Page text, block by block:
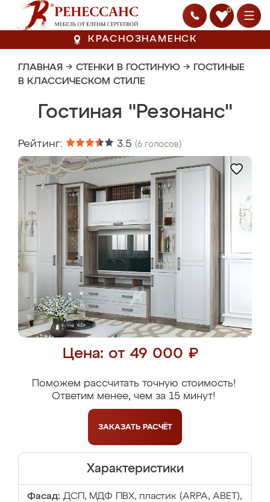
0
КРАСНОЗНАМЕНСК
ГЛАВНАЯ → СТЕНКИ В ГОСТИНУЮ → ГОСТИНЫЕ
В КЛАССИЧЕСКОМ СТИЛЕ
Гостиная "Резонанс"
Рейтинг: 3.5 (6 голосов)
Цена: от 49 000 ₽
Поможем рассчитать точную стоимость!
Ответим менее, чем за 15 минут!
ЗАКАЗАТЬ РАСЧЁТ
Характеристики
Фасад: ДСП, МДФ ПВХ, пластик (ARPA, ABET),